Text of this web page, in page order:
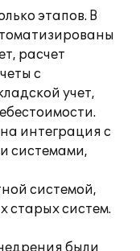
этапов. В
расчет
с
учет,
интеграция с
системами,
системой,
старых систем.
были